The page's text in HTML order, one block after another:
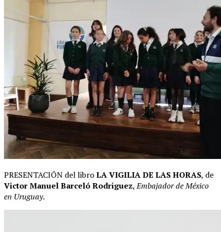
PRESENTACIÓN del libroLA VIGILIA DE LAS HORAS, de
Victor Manuel Barceló Rodriguez,Embajador de México
en Uruguay.